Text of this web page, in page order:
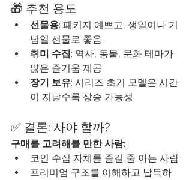
🎁 추천 용도
선물용: 패키지 예쁘고, 생일이나 기
념일 선물로 좋음
취미 수집: 역사, 동물, 문화 테마가
많은 즐거움 제공
장기 보유: 시리즈 초기 모델은 시간
이 지날수록 상승 가능성
✅ 결론: 사야 할까?
구매를 고려해볼 만한 사람:
코인 수집 자체를 즐길 줄 아는 사람
프리미엄 구조를 이해하고 납득하